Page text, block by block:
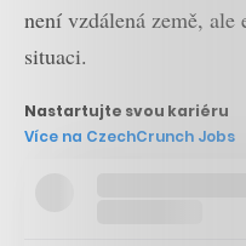
není vzdálená země,
situaci.
Nastartujte svou kariéru
Více na CzechCrunch Jobs